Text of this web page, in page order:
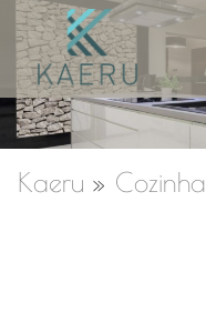
Kaeru » Cozinha